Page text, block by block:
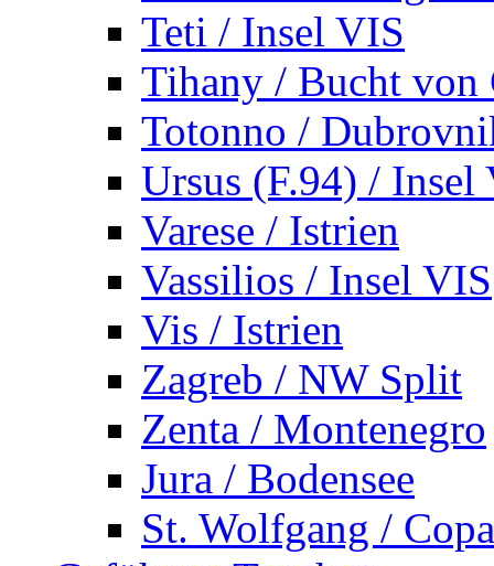
Teti / Insel VIS
Tihany / Bucht von
Totonno /
Ursus (F.94) / Insel
Varese / Istrien
Vassilios / Insel VIS
Vis / Istrien
Zagreb / NW Split
Zenta / Montenegro
Jura / Bodensee
St. Wolfgang /